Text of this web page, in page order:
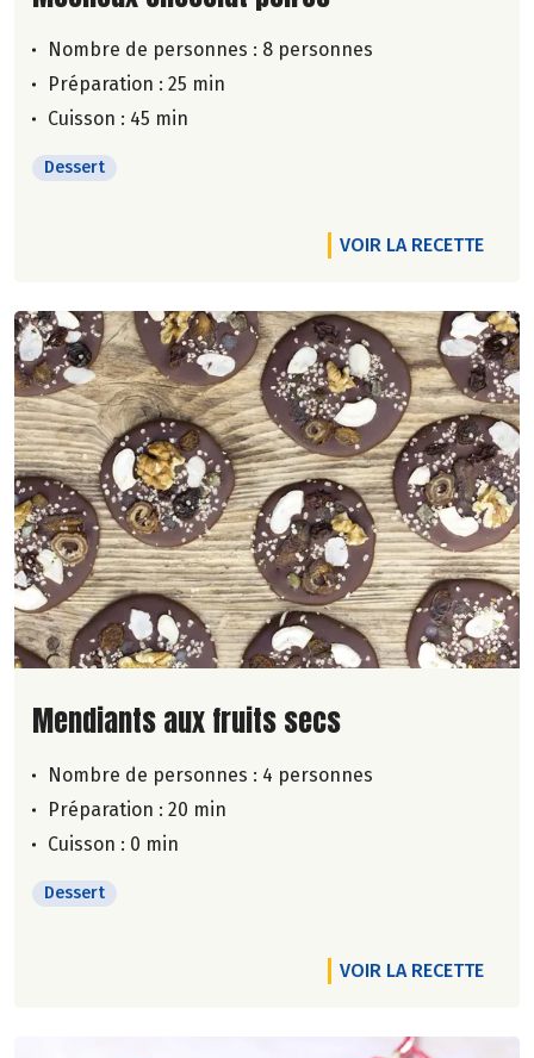
Nombre de personnes : 8 personnes
Préparation : 25 min
Cuisson : 45 min
Dessert
VOIR LA RECETTE
Lire la suite de la recette
Mendiants aux fruits secs
Nombre de personnes : 4 personnes
Préparation : 20 min
Cuisson : 0 min
Dessert
VOIR LA RECETTE